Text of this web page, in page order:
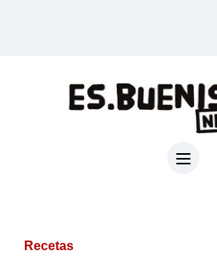
Recetas